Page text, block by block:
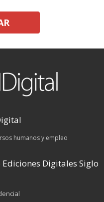
humanos y empleo
Digitales Siglo